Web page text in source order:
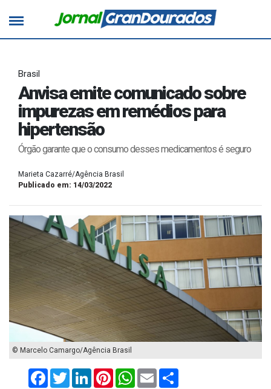
Brasil
Anvisa emite comunicado sobre
impurezas em remédios para
hipertensão
Órgão garante que o consumo desses medicamentos é seguro
Marieta Cazarré/Agência Brasil
Publicado em: 14/03/2022
© Marcelo Camargo/Agência Brasil
FacebookTwitterLinkedInPinterestWhatsApp
Email